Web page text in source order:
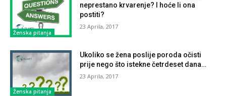
Ženska pitanja
neprestano krvarenje? I hoće li ona
postiti?
23 Aprila, 2017
Ženska pitanja
Ukoliko se žena poslije poroda očisti
prije nego što istekne četrdeset dana…
23 Aprila, 2017